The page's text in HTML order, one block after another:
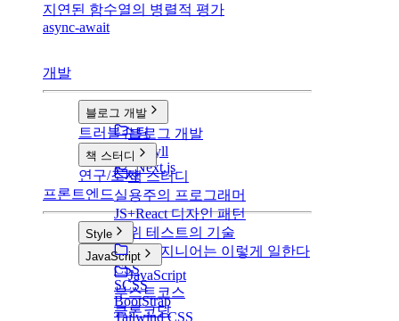
지연된 함수열의 병렬적 평가
async-await
개발
블로그 개발
블로그 개발
v1: Jekyll
v2: Next.js
트러블슈팅
책 스터디
책 스터디
실용주의 프로그래머
JS+React 디자인 패턴
단위 테스트의 기술
구글 엔지니어는 이렇게 일한다
연구/조사
프론트엔드
Style
Style
CSS
SCSS
BootStrap
Tailwind CSS
JavaScript
JavaScript
부스트코스
클론코딩